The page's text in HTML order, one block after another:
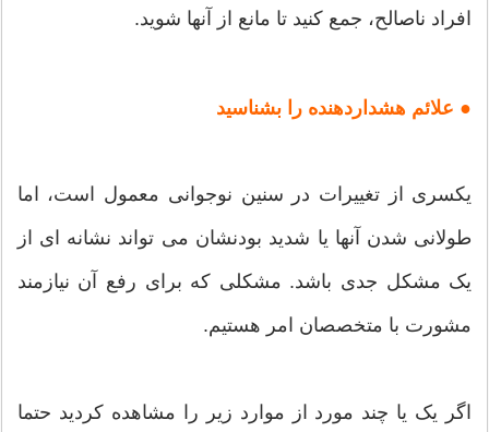
افراد ناصالح، جمع کنید تا مانع از آنها شوید.
● علائم هشداردهنده را بشناسید
یکسری از تغییرات در سنین نوجوانی معمول است، اما
طولانی شدن آنها یا شدید بودنشان می تواند نشانه ای از
یک مشکل جدی باشد. مشکلی که برای رفع آن نیازمند
مشورت با متخصصان امر هستیم.
اگر یک یا چند مورد از موارد زیر را مشاهده کردید حتما